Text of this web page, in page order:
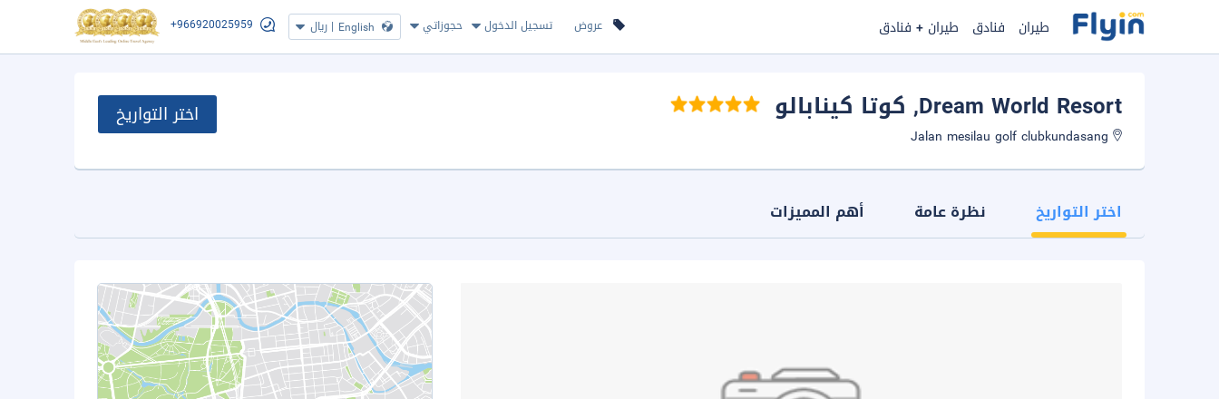
عروض تسجيل الدخول حجوزاتي English
| ريال +966920025959 طيران فنادق طيران + فنادق
Dream World Resort, كوتا كينابالو اختر التواريخ
اختر التواريخ نظرة عامة أهم المميزات